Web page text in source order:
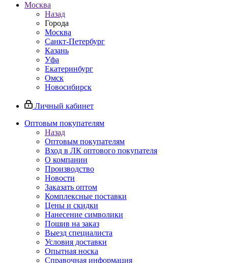
Москва
Назад
Города
Москва
Санкт-Петербург
Казань
Уфа
Екатеринбург
Омск
Новосибирск
Личный кабинет
Оптовым покупателям
Назад
Оптовым покупателям
Вход в ЛК оптового покупателя
О компании
Производство
Новости
Заказать оптом
Комплексные поставки
Цены и скидки
Нанесение символики
Пошив на заказ
Выезд специалиста
Условия доставки
Опытная носка
Справочная информация